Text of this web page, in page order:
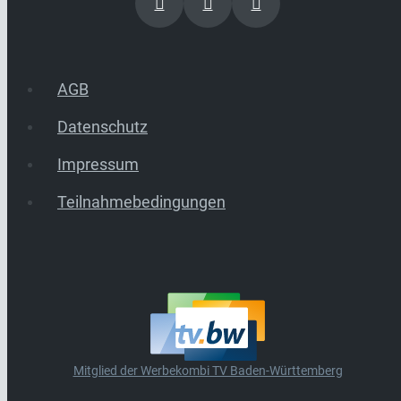
AGB
Datenschutz
Impressum
Teilnahmebedingungen
Mitglied der Werbekombi TV Baden-Württemberg